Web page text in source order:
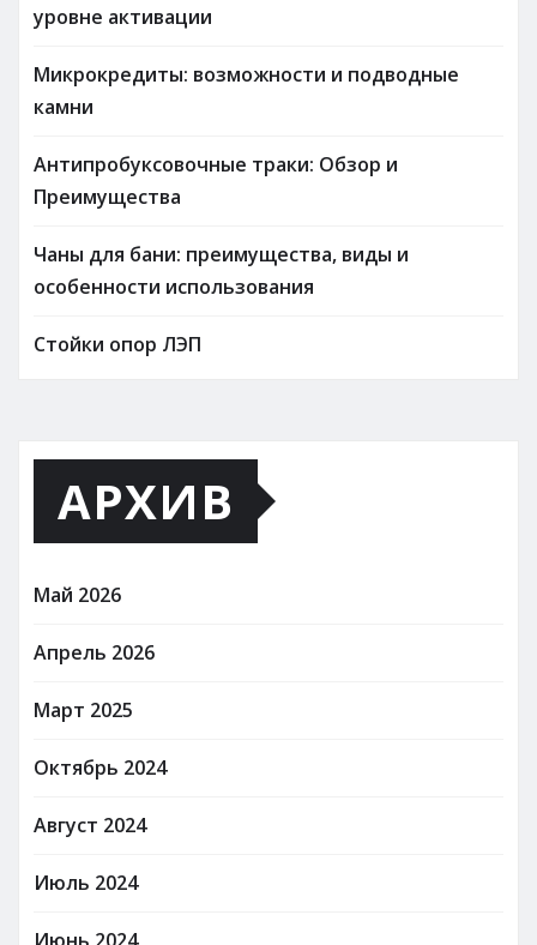
уровне активации
Микрокредиты: возможности и подводные
камни
Антипробуксовочные траки: Обзор и
Преимущества
Чаны для бани: преимущества, виды и
особенности использования
Стойки опор ЛЭП
АРХИВ
Май 2026
Апрель 2026
Март 2025
Октябрь 2024
Август 2024
Июль 2024